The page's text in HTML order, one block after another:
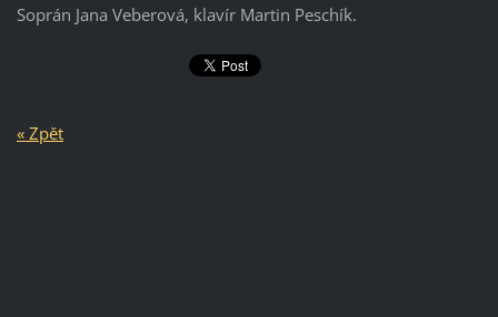
Soprán Jana Veberová, klavír Martin Peschík.
« Zpět